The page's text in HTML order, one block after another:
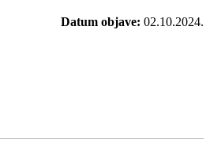
Datum objave: 02.10.2024.